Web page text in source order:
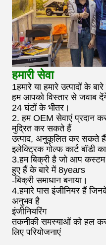
हमारी सेवा
1हमारे या हमारे उत्पादों के
हम आपको विस्तार से जवाब
24 घंटों के भीतर।
2. हम OEM सेवाएं प्रदान
मुद्रित कर सकते हैं
उत्पाद, अनुकूलित कर सकते हैं
इलेक्ट्रिक गोल्फ कार्ट बॉडी
3.हम बिक्री है जो आप
हुए हैं के बारे में 8years
-बिक्री समाधान बनाया।
4.हमारे पास इंजीनियर हैं
अनुभव है
इंजीनियरिंग
तकनीकी समस्याओं को हल
लिए परियोजनाएं